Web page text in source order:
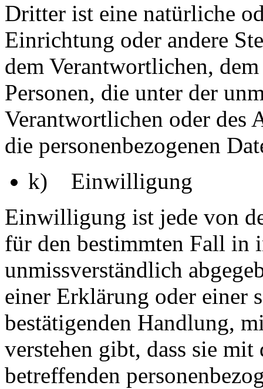
Dritter ist eine natürliche
Einrichtung oder andere
dem Verantwortlichen,
Personen, die unter der
Verantwortlichen oder des
die personenbezogenen
k) Einwilligung
Einwilligung ist jede von
für den bestimmten Fall in
unmissverständlich
einer Erklärung oder einer
bestätigenden Handlung,
verstehen gibt, dass sie
betreffenden